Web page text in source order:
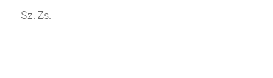
Sz. Zs.